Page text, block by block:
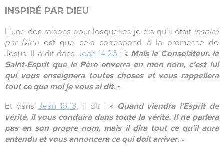
INSPIRÉ PAR DIEU
L’une des raisons pour lesquelles je dis qu’il était inspiré
par Dieuest que cela correspond à la promesse de
Jésus. Il a dit dans Jean 14.26 : « Mais le Consolateur, le
Saint-Esprit que le Père enverra en mon nom, c’est lui
qui vous enseignera toutes choses et vous rappellera
tout ce que moi je vous ai dit. »
Et dans Jean 16.13, il dit : « Quand viendra l’Esprit de
vérité, il vous conduira dans toute la vérité. Il ne parlera
pas en son propre nom, mais il dira tout ce qu’il aura
entendu et vous annoncera ce qui doit arriver. »